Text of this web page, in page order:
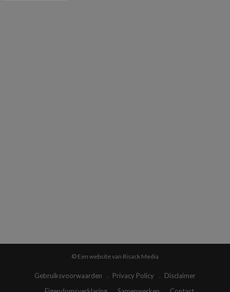
© Een website van Risack Media
Gebruiksvoorwaarden Privacy Policy
Disclaimer